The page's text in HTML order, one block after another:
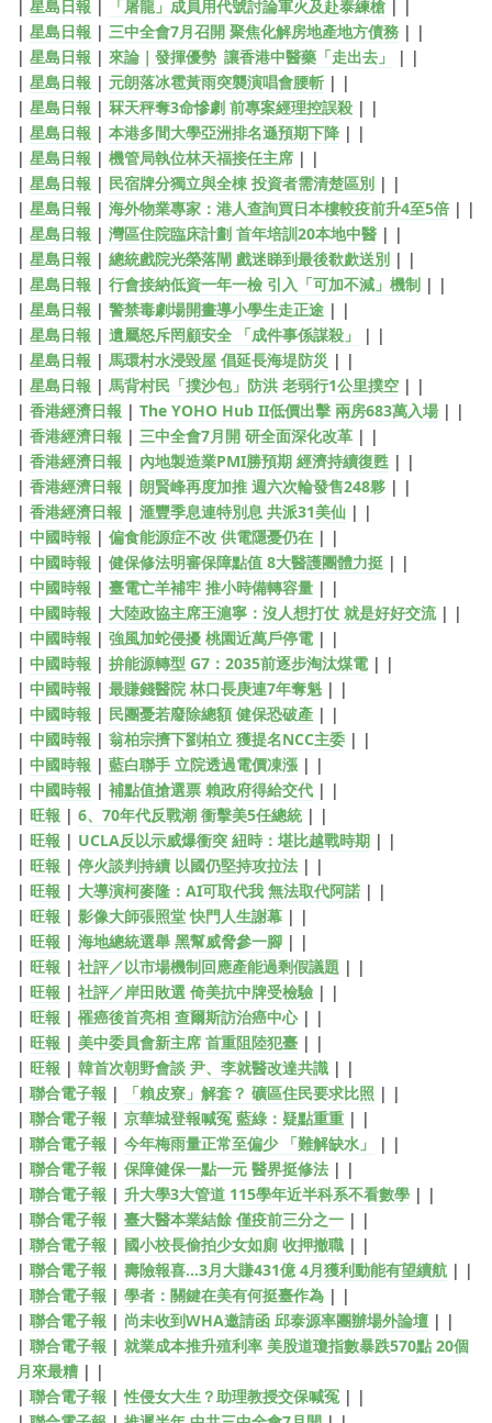
| 星島日報 | 「屠龍」成員用代號討論軍火及赴泰練槍 | |
| 星島日報 | 三中全會7月召開 聚焦化解房地產地方債務 | |
| 星島日報 | 來論｜發揮優勢 讓香港中醫藥「走出去」
| |
| 星島日報 | 元朗落冰雹黃雨突襲演唱會腰斬 | |
| 星島日報 | 冧天秤奪3命慘劇 前專案經理控誤殺 | |
| 星島日報 | 本港多間大學亞洲排名遜預期下降 | |
| 星島日報 | 機管局執位林天福接任主席 | |
| 星島日報 | 民宿牌分獨立與全棟 投資者需清楚區別 | |
| 星島日報 | 海外物業專家：港人查詢買日本樓較疫前升4至5倍 | |
| 星島日報 | 灣區住院臨床計劃 首年培訓20本地中醫 | |
| 星島日報 | 總統戲院光榮落閘 戲迷睇到最後欷歔送別 | |
| 星島日報 | 行會接納低資一年一檢 引入「可加不減」機制 | |
| 星島日報 | 警禁毒劇場開畫導小學生走正途 | |
| 星島日報 | 遺屬怒斥罔顧安全 「成件事係謀殺」
| |
| 星島日報 | 馬環村水浸毀屋 倡延長海堤防災 | |
| 星島日報 | 馬背村民「撲沙包」防洪 老弱行1公里撲空 | |
| 香港經濟日報 | The YOHO Hub II低價出擊 兩房683萬入場 | |
| 香港經濟日報 | 三中全會7月開 研全面深化改革 | |
| 香港經濟日報 | 內地製造業PMI勝預期 經濟持續復甦 | |
| 香港經濟日報 | 朗賢峰再度加推 週六次輪發售248夥 | |
| 香港經濟日報 | 滙豐季息連特別息 共派31美仙 | |
| 中國時報 | 偏食能源症不改 供電隱憂仍在 | |
| 中國時報 | 健保修法明審保障點值 8大醫護團體力挺 | |
| 中國時報 | 臺電亡羊補牢 推小時備轉容量 | |
| 中國時報 | 大陸政協主席王滬寧：沒人想打仗 就是好好交流| |
| 中國時報 | 強風加蛇侵擾 桃園近萬戶停電 | |
| 中國時報 | 拚能源轉型 G7：2035前逐步淘汰煤電 | |
| 中國時報 | 最賺錢醫院 林口長庚連7年奪魁 | |
| 中國時報 | 民團憂若廢除總額 健保恐破產 | |
| 中國時報 | 翁柏宗擠下劉柏立 獲提名NCC主委 | |
| 中國時報 | 藍白聯手 立院透過電價凍漲 | |
| 中國時報 | 補點值搶選票 賴政府得給交代 | |
| 旺報 | 6、70年代反戰潮 衝擊美5任總統 | |
| 旺報 | UCLA反以示威爆衝突 紐時：堪比越戰時期 | |
| 旺報 | 停火談判持續 以國仍堅持攻拉法 | |
| 旺報 | 大導演柯麥隆：AI可取代我 無法取代阿諾 | |
| 旺報 | 影像大師張照堂 快門人生謝幕 | |
| 旺報 | 海地總統選舉 黑幫威脅參一腳 | |
| 旺報 | 社評／以市場機制回應產能過剩假議題 | |
| 旺報 | 社評／岸田敗選 倚美抗中牌受檢驗 | |
| 旺報 | 罹癌後首亮相 查爾斯訪治癌中心| |
| 旺報 | 美中委員會新主席 首重阻陸犯臺 | |
| 旺報 | 韓首次朝野會談 尹、李就醫改達共識 | |
| 聯合電子報 | 「賴皮寮」解套？ 礦區住民要求比照 | |
| 聯合電子報 | 京華城登報喊冤 藍綠：疑點重重 | |
| 聯合電子報 | 今年梅雨量正常至偏少 「難解缺水」
| |
| 聯合電子報 | 保障健保一點一元 醫界挺修法 | |
| 聯合電子報 | 升大學3大管道 115學年近半科系不看數學 | |
| 聯合電子報 | 臺大醫本業結餘 僅疫前三分之一 | |
| 聯合電子報 | 國小校長偷拍少女如廁 收押撤職 | |
| 聯合電子報 | 壽險報喜…3月大賺431億 4月獲利動能有望續航 | |
| 聯合電子報 | 學者：關鍵在美有何挺臺作為 | |
| 聯合電子報 | 尚未收到WHA邀請函 邱泰源率團辦場外論壇 | |
| 聯合電子報 | 就業成本推升殖利率 美股道瓊指數暴跌570點 20個
月來最糟 | |
| 聯合電子報 |性侵女大生？助理教授交保喊冤 | |